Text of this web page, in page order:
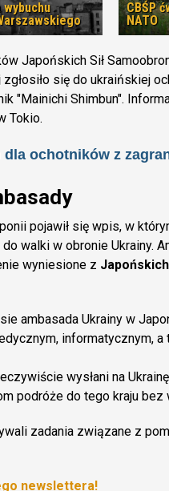
CBŚP
NATO
Japońskich Sił
zgłosiło się do ukraińskiej
"Mainichi Shimbun".
Tokio.
ochotników z
pojawił się wpis, w
do walki w obronie Ukrainy.
wyniesione z
ambasada Ukrainy w
informatycznym, a
wysłani na
podróże do tego kraju bez
zadania związane z
newslettera!